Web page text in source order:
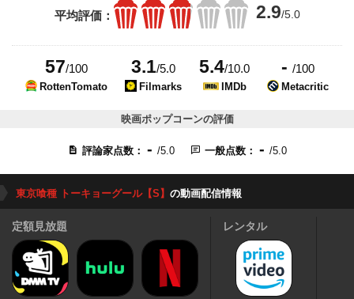
平均評価： 2.9/5.0
57/100
RottenTomato
3.1/5.0
Filmarks
5.4/10.0
IMDb
- /100
Metacritic
映画ポップコーンの評価
評論家点数： - /5.0 一般点数： - /5.0
東京喰種 トーキョーグール【S】 の動画配信情報
定額見放題 レンタル